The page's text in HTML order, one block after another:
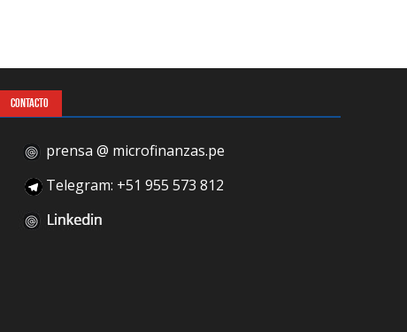
CONTACTO
prensa @ microfinanzas.pe
Telegram: +51 955 573 812